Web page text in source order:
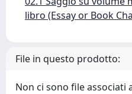
libro (Essay or Book
File in questo prodotto:
Non ci sono file associati